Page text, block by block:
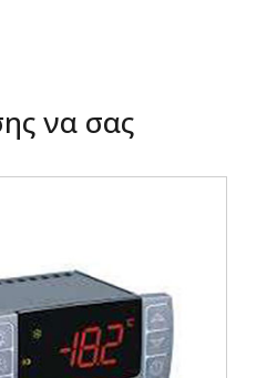
να σας